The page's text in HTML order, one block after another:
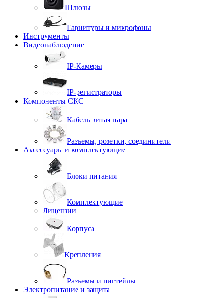
Шлюзы
Гарнитуры и микрофоны
Инструменты
Видеонаблюдение
IP-Камеры
IP-регистраторы
Компоненты СКС
Кабель витая пара
Разъемы, розетки, соединители
Аксессуары и комплектующие
Блоки питания
Комплектующие
Лицензии
Корпуса
Крепления
Разъемы и пигтейлы
Электропитание и защита